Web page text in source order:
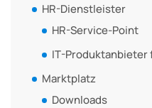
HR-Dienstleister
HR-Service-Point
IT-Produktanbieter
Marktplatz
Downloads